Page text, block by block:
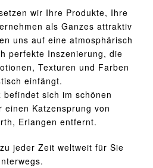
wir Ihre Produkte, Ihre
als Ganzes attraktiv
uns auf eine atmosphärisch
perfekte Inszenierung, die
Texturen und Farben
einfängt.
befindet sich im schönen
einen Katzensprung von
Erlangen entfernt.
jeder Zeit weltweit für Sie